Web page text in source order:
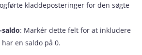
kladdeposteringer for den søgte
: Markér dette felt for at inkludere
en saldo på 0.